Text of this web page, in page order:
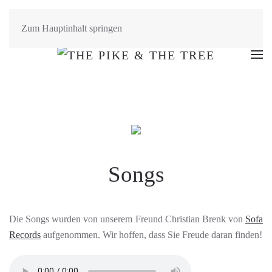
Zum Hauptinhalt springen
Songs
Die Songs wurden von unserem Freund Christian Brenk von Sofa
Records aufgenommen. Wir hoffen, dass Sie Freude daran finden!